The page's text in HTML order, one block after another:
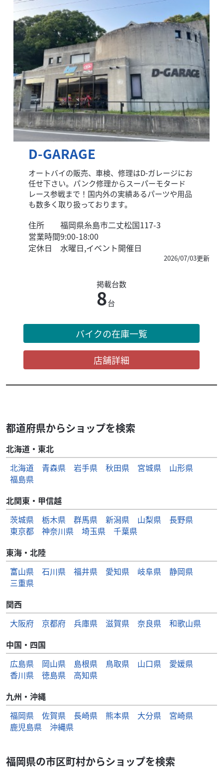
D-GARAGE
オートバイの販売、車検、修理はD-ガレージにお
任せ下さい。パンク修理からスーパーモタード
レース参戦まで！国内外の実績あるパーツや用品
も数多く取り扱っております。
住所
福岡県糸島市二丈松国117-3
営業時間9:00-18:00
定休日
水曜日,イベント開催日
2026/07/03更新
掲載台数
8台
バイクの在庫一覧
店舗詳細
都道府県からショップを検索
北海道・東北
北海道
青森県 岩手県 秋田県 宮城県
山形県
福島県
北関東・甲信越
茨城県
栃木県 群馬県 新潟県 山梨県
長野県
東京都
神奈川県 埼玉県
千葉県
東海・北陸
富山県
石川県 福井県 愛知県 岐阜県
静岡県
三重県
関西
大阪府
京都府 兵庫県 滋賀県 奈良県
和歌山県
中国・四国
広島県
岡山県 島根県 鳥取県 山口県
愛媛県
香川県
徳島県
高知県
九州・沖縄
福岡県
佐賀県 長崎県 熊本県 大分県
宮崎県
鹿児島県
沖縄県
福岡県の市区町村からショップを検索